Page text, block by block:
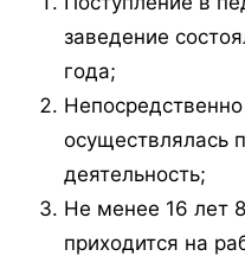
заведение
года;
осуществлялась
деятельность;
Не менее 16 лет
приходится на